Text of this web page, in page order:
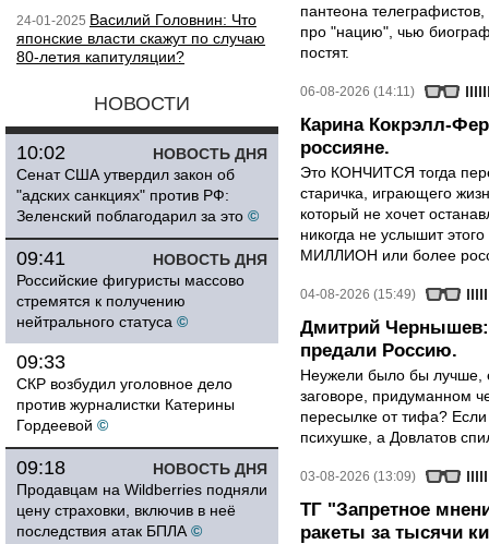
24-01-2025 Василий Головнин: Что
японские власти скажут по случаю
80-летия капитуляции?
НОВОСТИ
НОВОСТЬ ДНЯ
10:02
Сенат США утвердил закон об
"адских санкциях" против РФ:
Зеленский поблагодарил за это ©
НОВОСТЬ ДНЯ
09:41
Российские фигуристы массово
стремятся к получению
нейтрального статуса ©
09:33
СКР возбудил уголовное дело
против журналистки Катерины
Гордеевой ©
НОВОСТЬ ДНЯ
09:18
Продавцам на Wildberries подняли
цену страховки, включив в неё
последствия атак БПЛА ©
пантеона
про "нацию", чью
постят.
06-08-2026 (14:11)
Карина Кокрэлл-
россияне.
Это КОНЧИТСЯ тогда
старичка, играющего
который не хочет
никогда не услышит
МИЛЛИОН или более
04-08-2026 (15:49)
Дмитрий Чернышев:
предали Россию.
Неужели было бы лучше,
заговоре, придуманном
пересылке от тифа?
психушке, а Довлатов
03-08-2026 (13:09)
ТГ "Запретное
ракеты за тысячи